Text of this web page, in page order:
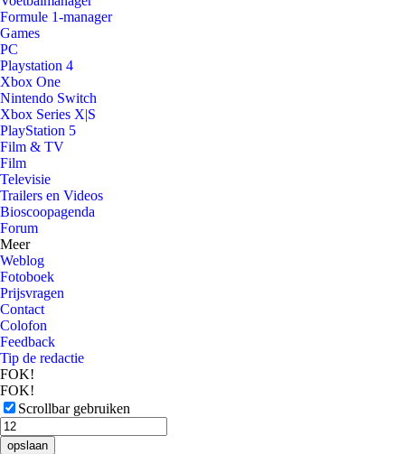
Formule 1-manager
Games
PC
Playstation 4
Xbox One
Nintendo Switch
Xbox Series X|S
PlayStation 5
Film & TV
Film
Televisie
Trailers en Videos
Bioscoopagenda
Forum
Meer
Weblog
Fotoboek
Prijsvragen
Contact
Colofon
Feedback
Tip de redactie
FOK!
FOK!
Scrollbar gebruiken
opslaan